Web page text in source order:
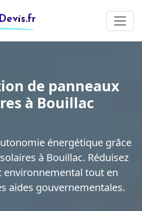
de panneaux
à Bouillac
énergétique grâce
à Bouillac. Réduisez
environnemental tout en
aides gouvernementales.